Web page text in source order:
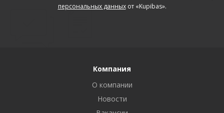
персональных данныхот «Kupibas».
Компания
О компании
Новости